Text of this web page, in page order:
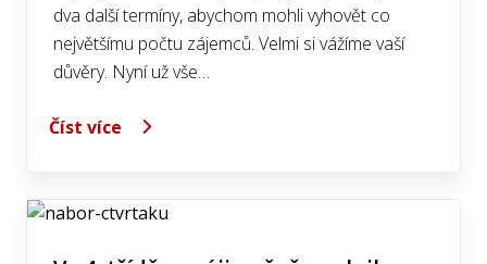
dva další termíny, abychom mohli vyhovět co
největšímu počtu zájemců. Velmi si vážíme vaší
důvěry. Nyní už vše…
Číst více